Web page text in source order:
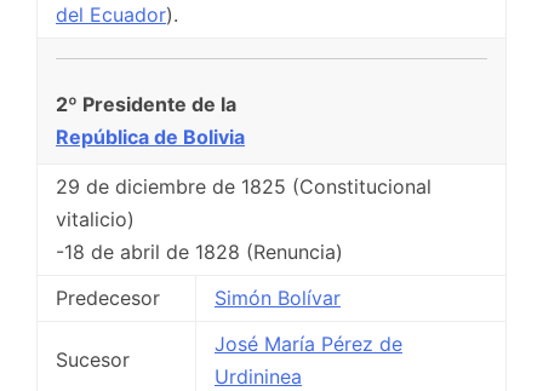
del Ecuador).
2º Presidente de la
República de Bolivia
29 de diciembre de 1825 (Constitucional
vitalicio)
-18 de abril de 1828 (Renuncia)
Predecesor
Simón Bolívar
Sucesor
José María Pérez de
Urdininea